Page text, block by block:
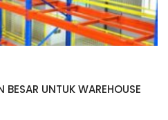
UNTUK WAREHOUSE